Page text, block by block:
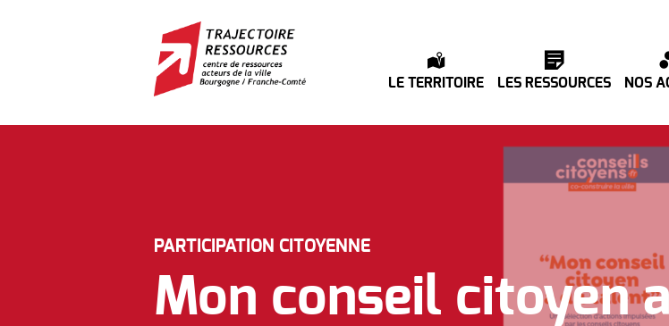
LE TERRITOIRE LES RESSOURCES NOS
PARTICIPATION CITOYENNE
Mon conseil citoyen